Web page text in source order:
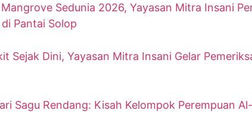
Sedunia 2026, Yayasan Mitra Insani
Pantai Solop
Sejak Dini, Yayasan Mitra Insani Gelar
Sagu Rendang: Kisah Kelompok Perempuan